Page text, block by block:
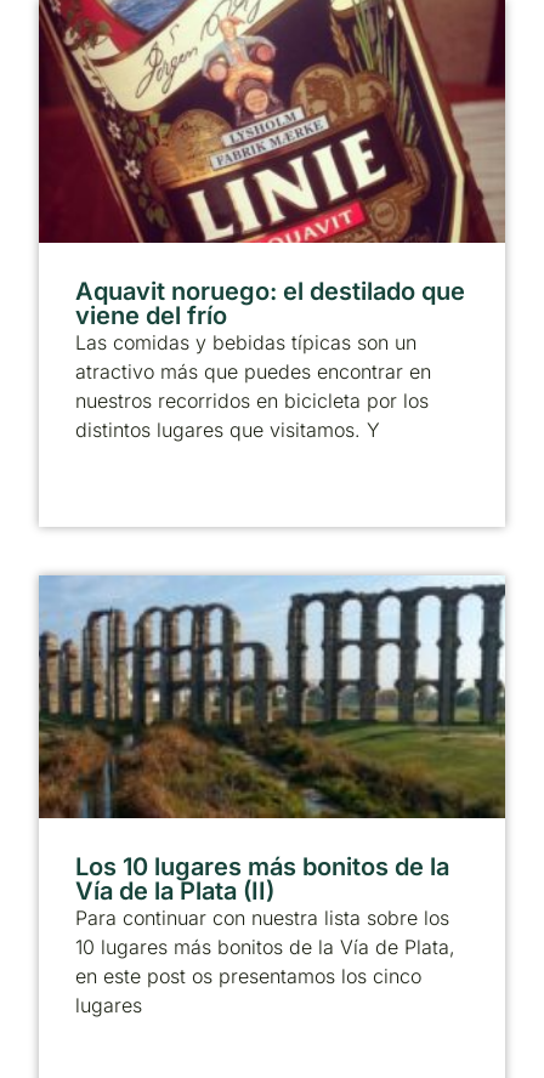
Aquavit noruego: el destilado que
viene del frío
Las comidas y bebidas típicas son un
atractivo más que puedes encontrar en
nuestros recorridos en bicicleta por los
distintos lugares que visitamos. Y
Los 10 lugares más bonitos de la
Vía de la Plata (II)
Para continuar con nuestra lista sobre los
10 lugares más bonitos de la Vía de Plata,
en este post os presentamos los cinco
lugares